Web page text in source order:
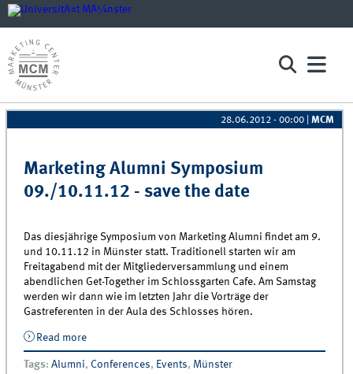
28.06.2012 - 00:00 |MCM
Marketing Alumni Symposium
09./10.11.12 - save the date
Das diesjährige Symposium von Marketing Alumni findet am 9.
und 10.11.12 in Münster statt. Traditionell starten wir am
Freitagabend mit der Mitgliederversammlung und einem
abendlichen Get-Together im Schlossgarten Cafe. Am Samstag
werden wir dann wie im letzten Jahr die Vorträge der
Gastreferenten in der Aula des Schlosses hören.
Read moreabout Marketing Alumni Symposium 09./10.11.12 -
save the date
Tags:Alumni, Conferences, Events, Münster
Pages